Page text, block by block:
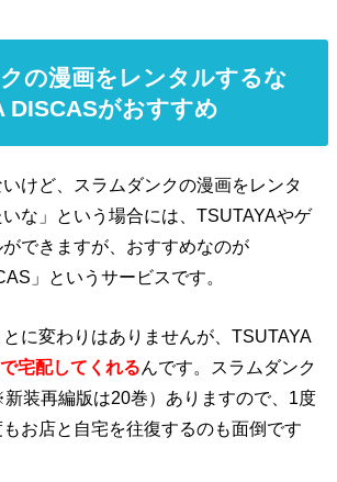
の漫画をレンタルするな
DISCASがおすすめ
いけど、スラムダンクの漫画をレンタ
な」という場合には、TSUTAYAやゲ
できますが、おすすめなのが
」というサービスです。
に変わりはありませんが、TSUTAYA
宅配してくれるんです。スラムダンク
装再編版は20巻）ありますので、1度
お店と自宅を往復するのも面倒です